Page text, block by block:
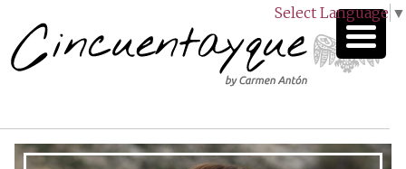
Select Language ▼